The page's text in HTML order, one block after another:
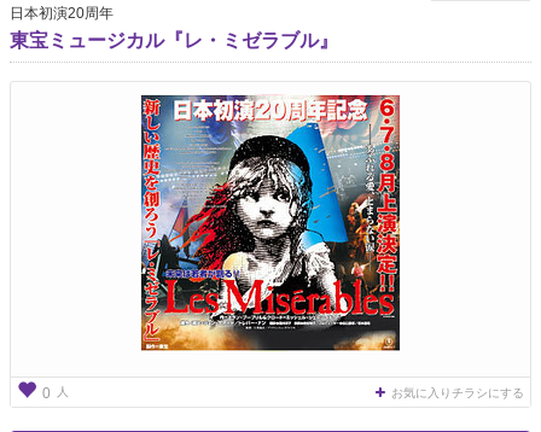
v
i
g
i
g
日本初演20周年
東宝ミュージカル『レ・ミゼラブル』
0 人 お気に入りチラシにする